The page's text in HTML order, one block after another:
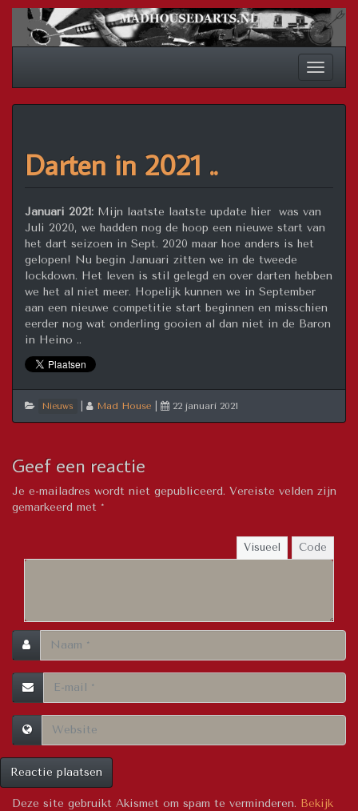
Spring
inhoud
Schakel
Darten in 2021 ..
Januari 2021: Mijn laatste laatste update hier was van
Juli 2020, we hadden nog de hoop een nieuwe start van
het dart seizoen in Sept. 2020 maar hoe anders is het
gelopen! Nu begin Januari zitten we in de tweede
lockdown. Het leven is stil gelegd en over darten hebben
we het al niet meer. Hopelijk kunnen we in September
aan een nieuwe competitie start beginnen en misschien
eerder nog wat onderling gooien al dan niet in de Baron
in Heino ..
Nieuws Mad House 22 januari 2021
Geef een reactie
Je e-mailadres wordt niet gepubliceerd. Vereiste velden zijn
gemarkeerd met *
Visueel Code
Deze site gebruikt Akismet om spam te verminderen. Bekijk